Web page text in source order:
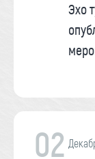
Эхо
02